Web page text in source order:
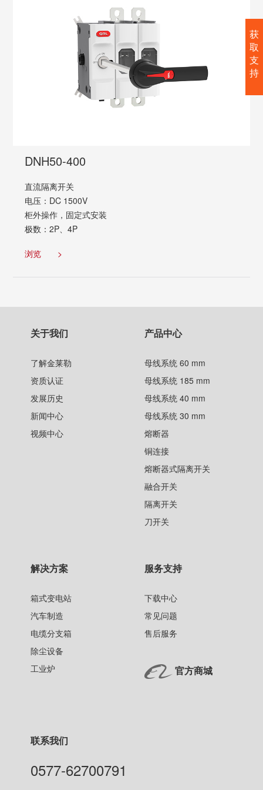
DNH50-400
直流隔离开关
电压：DC 1500V
柜外操作，固定式安装
极数：2P、4P
浏览 >
关于我们
了解金莱勒
资质认证
发展历史
新闻中心
视频中心
产品中心
母线系统 60 mm
母线系统 185 mm
母线系统 40 mm
母线系统 30 mm
熔断器
铜连接
熔断器式隔离开关
融合开关
隔离开关
刀开关
解决方案
箱式变电站
汽车制造
电缆分支箱
除尘设备
工业炉
服务支持
下载中心
常见问题
售后服务
官方商城
联系我们
0577-62700791
获
取
支
持